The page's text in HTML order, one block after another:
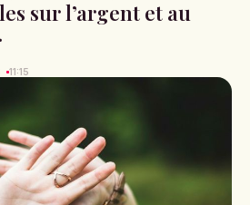
sur l’argent et au
11:15